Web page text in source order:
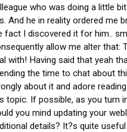
who was doing a little
And he in reality ordered me
fact I discovered it for him..
allow me alter that:
with! Having said that yeah
the time to chat about
about it and adore
topic. If possible, as you turn
you mind updating your
details? It?s quite